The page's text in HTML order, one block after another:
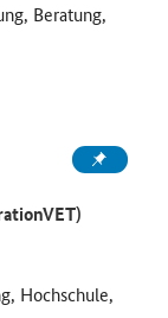
Beratung,
Hochschule,